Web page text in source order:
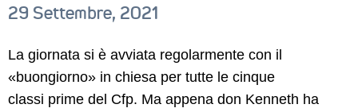
29 Settembre, 2021
La giornata si è avviata regolarmente con il
«buongiorno» in chiesa per tutte le cinque
classi prime del Cfp. Ma appena don Kenneth ha